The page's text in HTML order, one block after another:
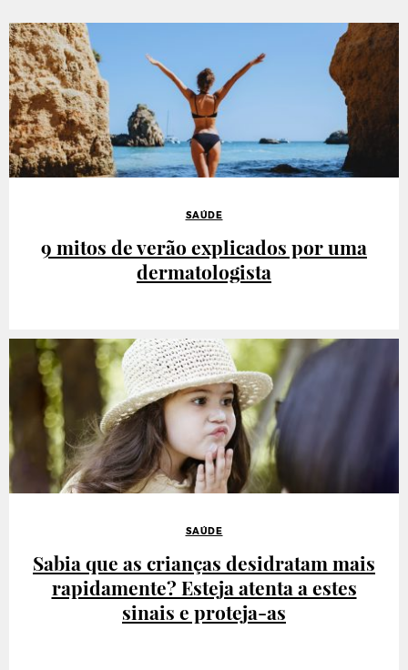
SAÚDE
9 mitos de verão explicados por uma
dermatologista
SAÚDE
Sabia que as crianças desidratam mais
rapidamente? Esteja atenta a estes
sinais e proteja-as